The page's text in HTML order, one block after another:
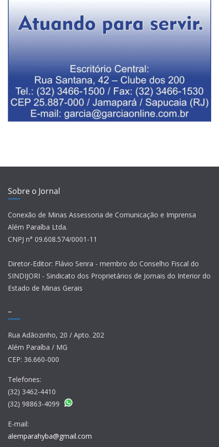
Sobre o Jornal
Conexão de Minas Assessoria de Comunicação e Imprensa
Além Paraíba Ltda.
CNPJ n° 09.608.574/0001-11
Diretor-Editor: Flávio Senra - membro do Conselho Fiscal do
SINDIJORI - Sindicato dos Proprietários de Jornais do Interior do
Estado de Minas Gerais
–
Rua Adãozinho, 20 / Apto. 202
Além Paraíba / MG
CEP: 36.660-000
Telefones:
(32) 3462-4410
(32) 98863-4099
E-mail:
alemparahyba@gmail.com